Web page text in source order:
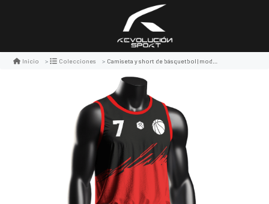
Inicio Colecciones Camiseta y short de básquetbol | modelo 2, color negro/rojo